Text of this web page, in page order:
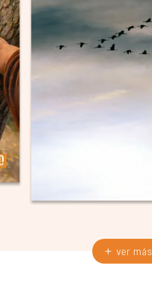
ver más